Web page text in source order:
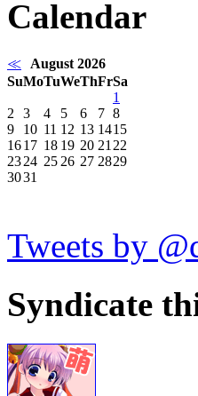
Calendar
≪
August 2026
SuMoTuWeThFrSa
1
2
3 4 5 6 7 8
9
10 11 12 13 1415
1617 18 19 20 21 22
2324 25 26 27 2829
3031
Tweets by
Syndicate